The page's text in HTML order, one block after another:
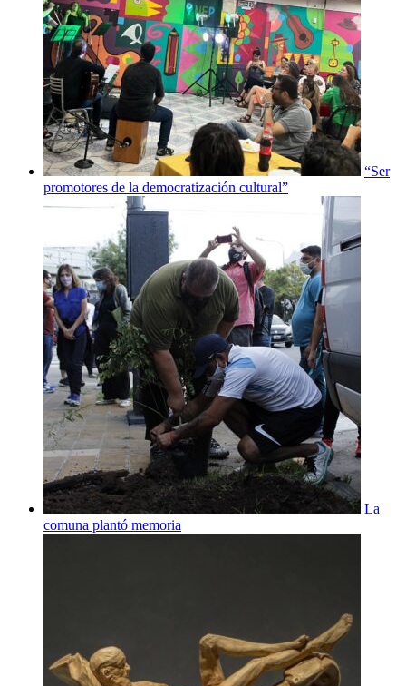
“Ser
promotores de la democratización cultural”
La
comuna plantó memoria